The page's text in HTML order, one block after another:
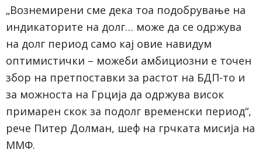
„Вознемирени сме дека тоа подобрување на
индикаторите на долг… може да се одржува
на долг период само кај овие навидум
оптимистички – можеби амбициозни е точен
збор на претпоставки за растот на БДП-то и
за можноста на Грција да одржува висок
примарен скок за подолг временски период“,
рече Питер Долман, шеф на грчката мисија на
ММФ.